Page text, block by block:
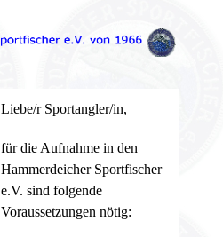
Liebe/r Sportangler/in,
für die Aufnahme in den
Hammerdeicher Sportfischer
e.V. sind folgende
Voraussetzungen nötig: